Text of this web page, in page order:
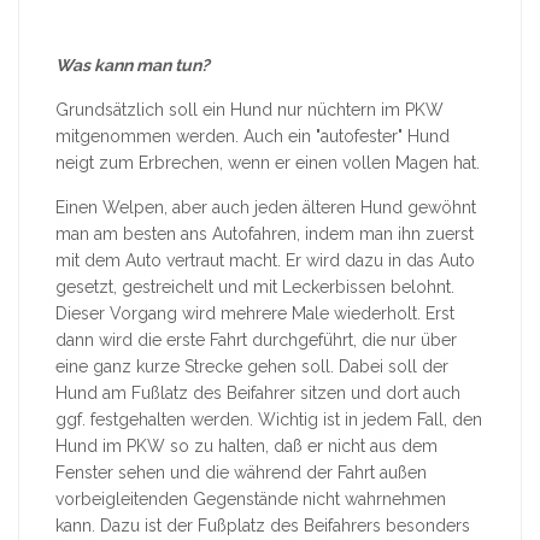
Was kann man tun?
Grundsätzlich soll ein Hund nur nüchtern im PKW
mitgenommen werden. Auch ein "autofester" Hund
neigt zum Erbrechen, wenn er einen vollen Magen hat.
Einen Welpen, aber auch jeden älteren Hund gewöhnt
man am besten ans Autofahren, indem man ihn zuerst
mit dem Auto vertraut macht. Er wird dazu in das Auto
gesetzt, gestreichelt und mit Leckerbissen belohnt.
Dieser Vorgang wird mehrere Male wiederholt. Erst
dann wird die erste Fahrt durchgeführt, die nur über
eine ganz kurze Strecke gehen soll. Dabei soll der
Hund am Fußlatz des Beifahrer sitzen und dort auch
ggf. festgehalten werden. Wichtig ist in jedem Fall, den
Hund im PKW so zu halten, daß er nicht aus dem
Fenster sehen und die während der Fahrt außen
vorbeigleitenden Gegenstände nicht wahrnehmen
kann. Dazu ist der Fußplatz des Beifahrers besonders